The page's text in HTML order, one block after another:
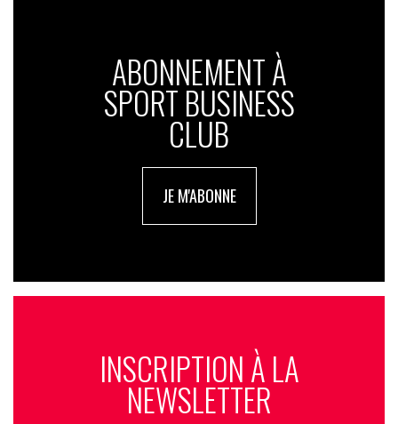
ABONNEMENT À
SPORT BUSINESS
CLUB
JE M'ABONNE
INSCRIPTION À LA
NEWSLETTER